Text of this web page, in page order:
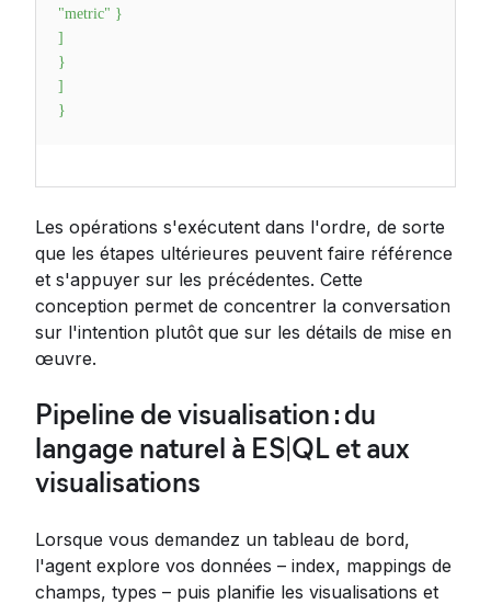
"metric" }
]
}
]
}
Les opérations s'exécutent dans l'ordre, de sorte
que les étapes ultérieures peuvent faire référence
et s'appuyer sur les précédentes. Cette
conception permet de concentrer la conversation
sur l'intention plutôt que sur les détails de mise en
œuvre.
Pipeline de visualisation : du
langage naturel à ES|QL et aux
visualisations
Lorsque vous demandez un tableau de bord,
l'agent explore vos données – index, mappings de
champs, types – puis planifie les visualisations et